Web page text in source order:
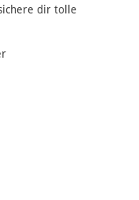
dir tolle